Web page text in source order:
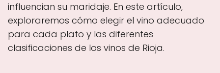
influencian su maridaje. En este artículo,
exploraremos cómo elegir el vino adecuado
para cada plato y las diferentes
clasificaciones de los vinos de Rioja.